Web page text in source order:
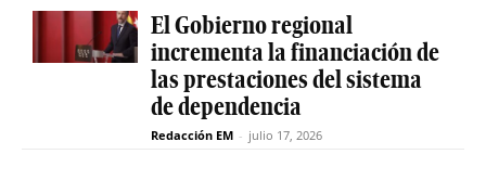
El Gobierno regional
incrementa la financiación de
las prestaciones del sistema
de dependencia
Redacción EM - julio 17, 2026